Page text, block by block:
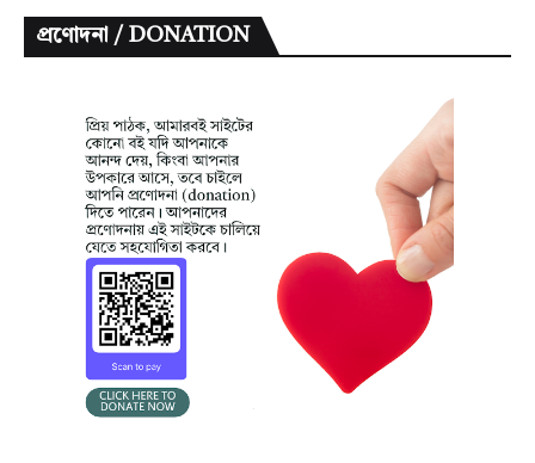
প্রণোদনা / DONATION